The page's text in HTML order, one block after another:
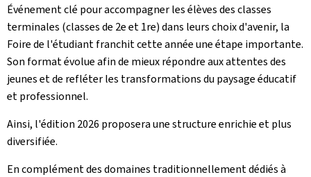
Événement clé pour accompagner les élèves des classes
terminales (classes de 2e et 1re) dans leurs choix d'avenir, la
Foire de l'étudiant franchit cette année une étape importante.
Son format évolue afin de mieux répondre aux attentes des
jeunes et de refléter les transformations du paysage éducatif
et professionnel.
Ainsi, l'édition 2026 proposera une structure enrichie et plus
diversifiée.
En complément des domaines traditionnellement dédiés à